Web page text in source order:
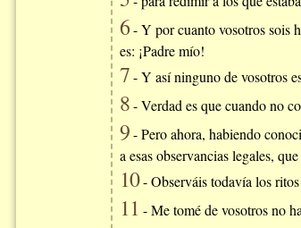
6- Y por cuanto vosotros sois
es: ¡Padre mío!
7- Y así ninguno de vosotros
8- Verdad es que cuando no
9- Pero ahora, habiendo
a esas observancias legales,
10- Observáis todavía los
11 - Me tomé de vosotros no